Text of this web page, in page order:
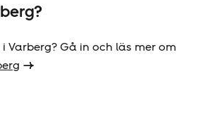
Varberg? Gå in och läs mer om